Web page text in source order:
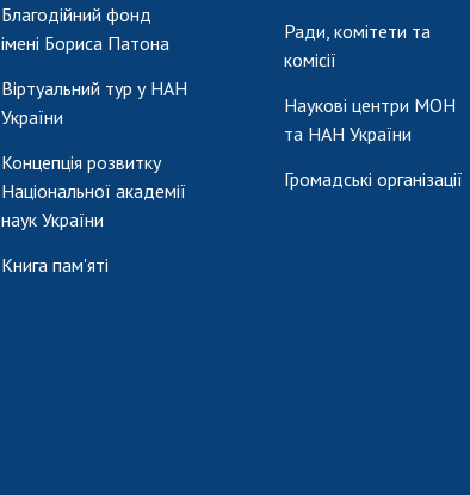
Благодійний фонд
імені Бориса Патона
Віртуальний тур у НАН
України
Концепція розвитку
Національної академії
наук України
Книга пам'яті
Ради, комітети та
комісії
Наукові центри МОН
та НАН України
Громадські організації